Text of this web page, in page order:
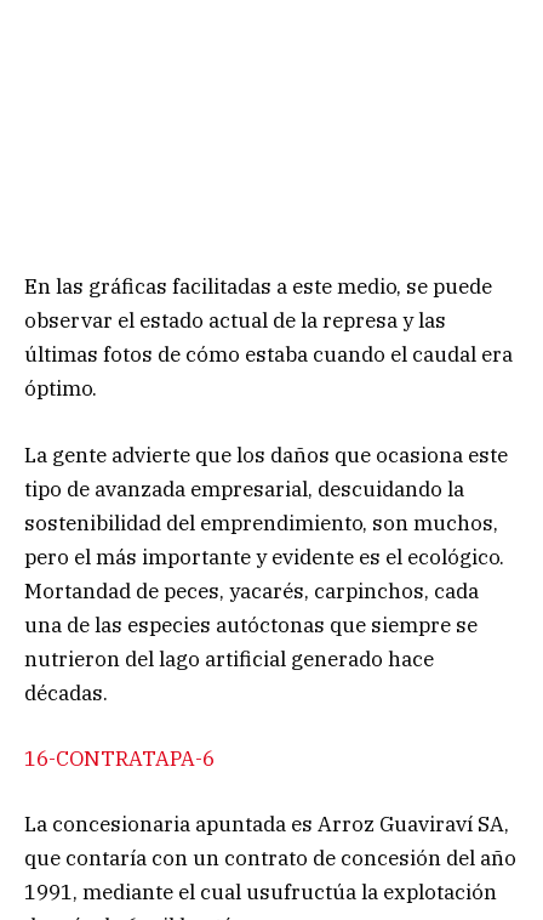
En las gráficas facilitadas a este medio, se puede
observar el estado actual de la represa y las
últimas fotos de cómo estaba cuando el caudal era
óptimo.
La gente advierte que los daños que ocasiona este
tipo de avanzada empresarial, descuidando la
sostenibilidad del emprendimiento, son muchos,
pero el más importante y evidente es el ecológico.
Mortandad de peces, yacarés, carpinchos, cada
una de las especies autóctonas que siempre se
nutrieron del lago artificial generado hace
décadas.
16-CONTRATAPA-6
La concesionaria apuntada es Arroz Guaviraví SA,
que contaría con un contrato de concesión del año
1991, mediante el cual usufructúa la explotación